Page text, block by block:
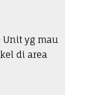
Unit yg mau
di area